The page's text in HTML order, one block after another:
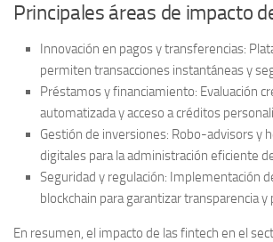
Principales áreas de impacto
Innovación en pagos y transferencias:
permiten transacciones instantáneas y
Préstamos y financiamiento: Evaluación
automatizada y acceso a créditos
Gestión de inversiones: Robo-advisors y
digitales para la administración eficiente
Seguridad y regulación: Implementación
blockchain para garantizar transparencia
En resumen, el impacto de las fintech en el